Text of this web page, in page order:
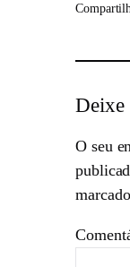
Deixe
O seu